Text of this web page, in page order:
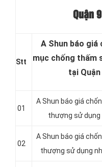
Quận
Stt
A Shun báo giá
mục chống thấm
tại Quận
01
A Shun báo giá
thượng sử dụng
02
A Shun báo giá
thượng sử dụng